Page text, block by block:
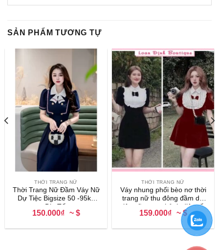
SẢN PHẨM TƯƠNG TỰ
THỜI TRANG NỮ
Thời Trang Nữ Đầm Váy Nữ
Dự Tiệc Bigsize 50 -95kg
Dịp Tết
150.000₫ ~ $
THỜI TRANG NỮ
Váy nhung phối bèo nơ thời
trang nữ thu đông đầm dự
tiệc nữ sang chảnh diện tết
LD001
159.000₫ ~ $